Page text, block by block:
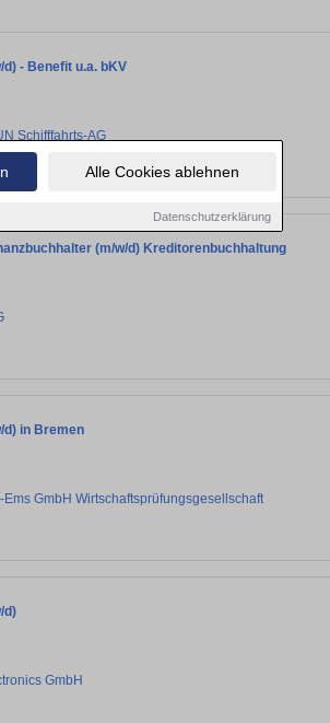
Alle Cookies ablehnen
Datenschutzerklärung
- Benefit u.a. bKV
Schifffahrts-AG
(m/w/d) Kreditorenbuchhaltung
d) in Bremen
GmbH Wirtschaftsprüfungsgesellschaft
d)
GmbH